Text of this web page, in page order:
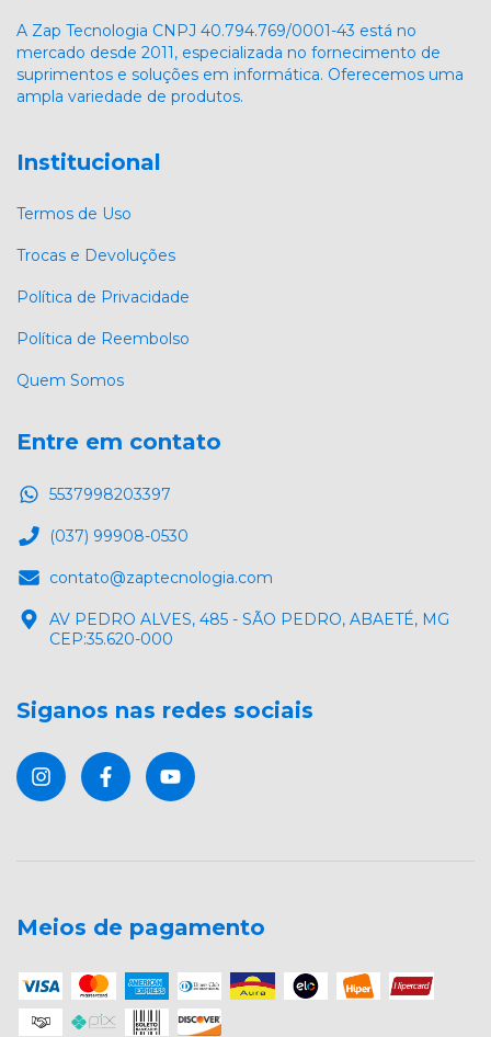
A Zap Tecnologia CNPJ 40.794.769/0001-43 está no
mercado desde 2011, especializada no fornecimento de
suprimentos e soluções em informática. Oferecemos uma
ampla variedade de produtos.
Institucional
Termos de Uso
Trocas e Devoluções
Política de Privacidade
Política de Reembolso
Quem Somos
Entre em contato
5537998203397
(037) 99908-0530
contato@zaptecnologia.com
AV PEDRO ALVES, 485 - SÃO PEDRO, ABAETÉ, MG
CEP:35.620-000
Siganos nas redes sociais
Meios de pagamento